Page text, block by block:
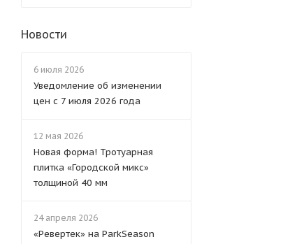
Новости
6 июля 2026
Уведомление об изменении
цен с 7 июля 2026 года
12 мая 2026
Новая форма! Тротуарная
плитка «Городской микс»
толщиной 40 мм
24 апреля 2026
«Ревертек» на ParkSeason